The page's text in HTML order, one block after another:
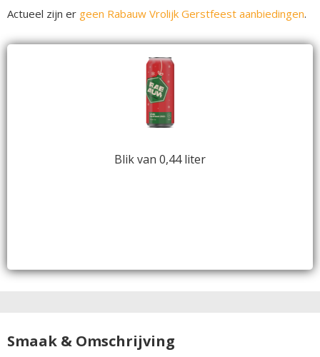
Actueel zijn er geen Rabauw Vrolijk Gerstfeest aanbiedingen.
Blik van 0,44 liter
Smaak & Omschrijving